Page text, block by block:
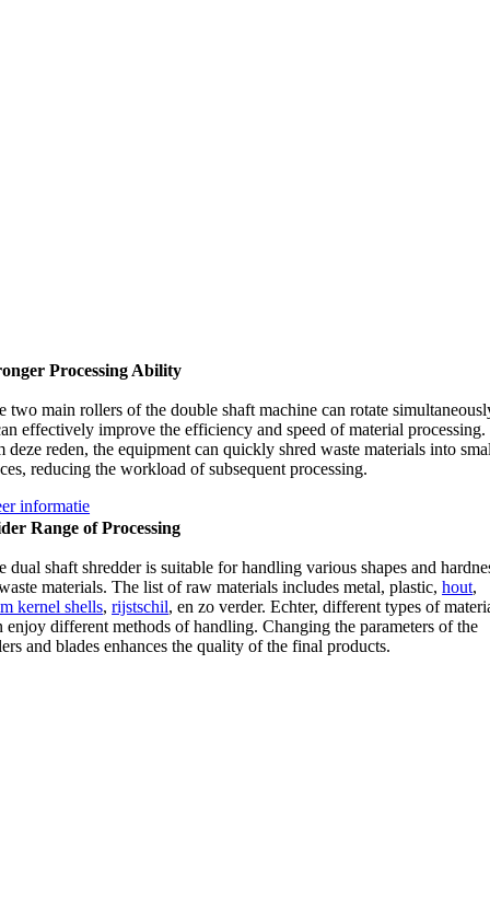
Processing Ability
two main rollers of the double shaft machine can rotate
effectively improve the efficiency and speed of material processing.
deze reden,the equipment can quickly shred waste materials into
,reducing the workload of subsequent processing.
informatie
Range of Processing
dual shaft shredder is suitable for handling various shapes and
materials.The list of raw materials includes metal, plastic,hout,
kernel shells,rijstschil, en zo verder. Echter,different types of
enjoy different methods of handling.Changing the parameters of the
and blades enhances the quality of the final products.